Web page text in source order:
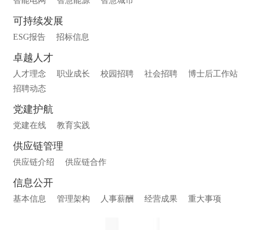
可持续发展
ESG报告 招标信息
卓越人才
人才理念 职业成长 校园招聘 社会招聘
博士后工作站
招聘动态
党建护航
党建在线 教育实践
供应链管理
供应链介绍 供应链合作
信息公开
基本信息 管理架构 人事薪酬 经营成果 重大事项